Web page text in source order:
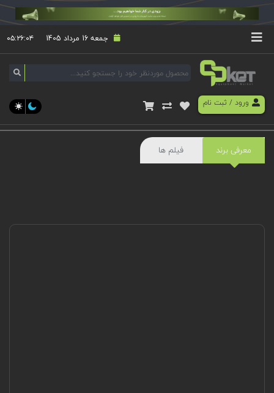
جمعه 16 مرداد 1405 ۰۵:۲۶:۰۴
ورود/ ثبت نام
معرفی برند فیلم ها